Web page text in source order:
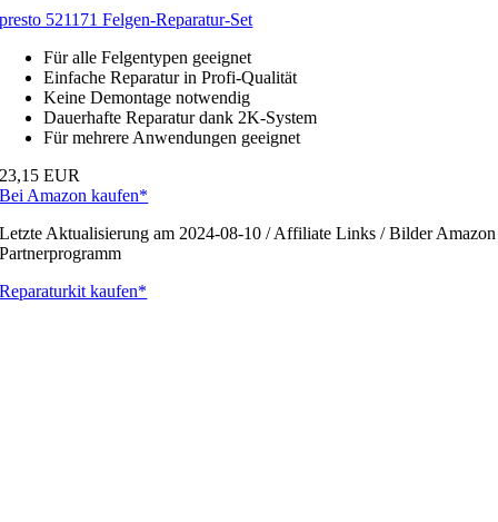
presto 521171 Felgen-Reparatur-Set
Für alle Felgentypen geeignet
Einfache Reparatur in Profi-Qualität
Keine Demontage notwendig
Dauerhafte Reparatur dank 2K-System
Für mehrere Anwendungen geeignet
23,15 EUR
Bei Amazon kaufen*
Letzte Aktualisierung am 2024-08-10 / Affiliate Links / Bilder Amazon
Partnerprogramm
Reparaturkit kaufen*